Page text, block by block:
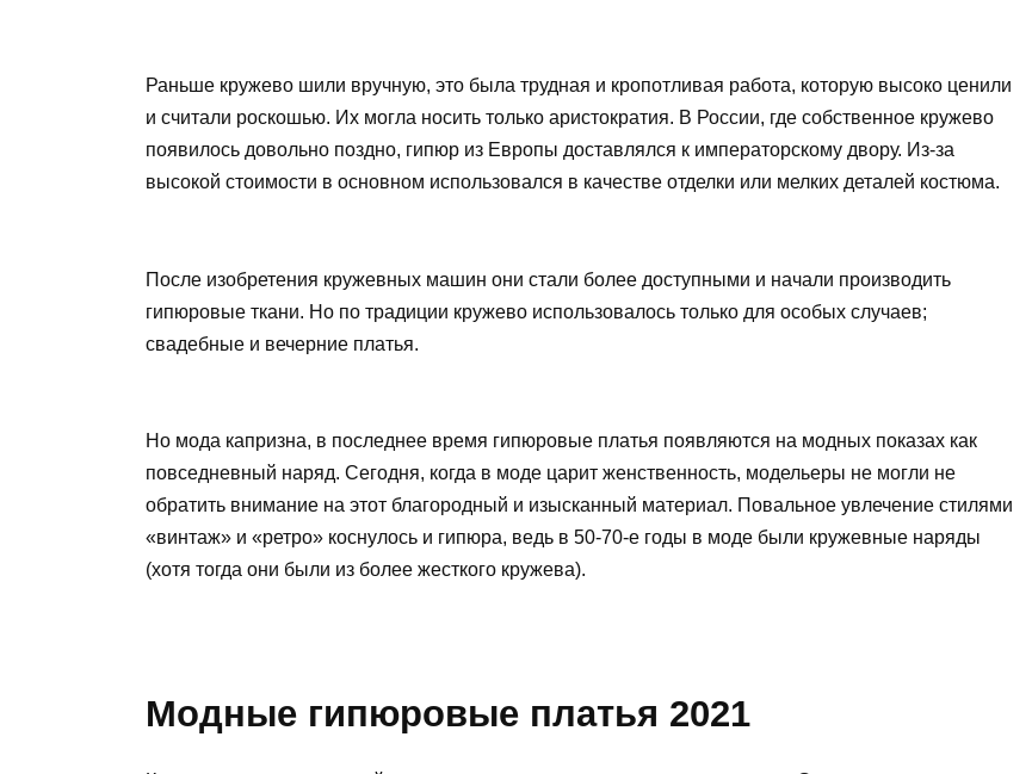
Раньше кружево шили вручную, это была трудная и кропотливая работа, которую высоко ценили
и считали роскошью. Их могла носить только аристократия. В России, где собственное кружево
появилось довольно поздно, гипюр из Европы доставлялся к императорскому двору. Из-за
высокой стоимости в основном использовался в качестве отделки или мелких деталей костюма.
После изобретения кружевных машин они стали более доступными и начали производить
гипюровые ткани. Но по традиции кружево использовалось только для особых случаев;
свадебные и вечерние платья.
Но мода капризна, в последнее время гипюровые платья появляются на модных показах как
повседневный наряд. Сегодня, когда в моде царит женственность, модельеры не могли не
обратить внимание на этот благородный и изысканный материал. Повальное увлечение стилями
«винтаж» и «ретро» коснулось и гипюра, ведь в 50-70-е годы в моде были кружевные наряды
(хотя тогда они были из более жесткого кружева).
Модные гипюровые платья 2021